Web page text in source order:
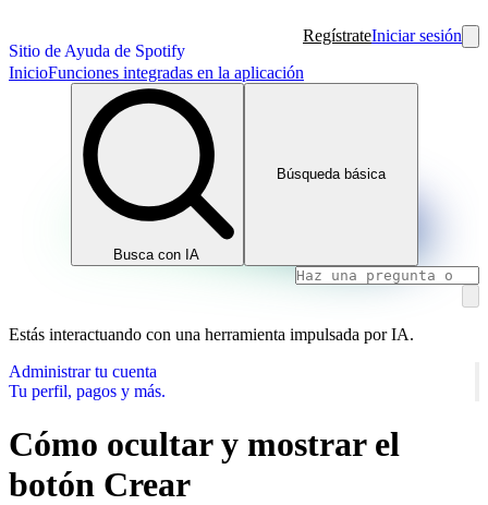
Sitio de Ayuda de Spotify
RegístrateIniciar sesión
InicioFunciones integradas en la aplicación
Busca con IA
Búsqueda básica
Estás interactuando con una herramienta impulsada por IA.
Administrar tu cuenta
Tu perfil, pagos y más.
Cómo ocultar y mostrar el
botón Crear